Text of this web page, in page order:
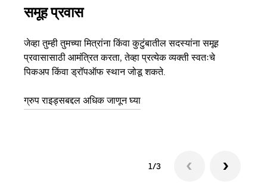
समूह प्रवास
जेव्हा तुम्ही तुमच्या मित्रांना किंवा कुटुंबातील सदस्यांना समूह
प्रवासासाठी आमंत्रित करता, तेव्हा प्रत्येक व्यक्ती स्वतःचे
पिकअप किंवा ड्रॉपऑफ स्थान जोडू शकते.
ग्रुप राइड्सबद्दल अधिक जाणून घ्या
1/3